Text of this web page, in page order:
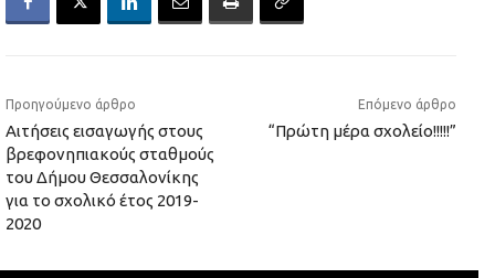
Προηγούμενο άρθρο
Αιτήσεις εισαγωγής στους
βρεφονηπιακούς σταθμούς
του Δήμου Θεσσαλονίκης
για το σχολικό έτος 2019-
2020
Επόμενο άρθρο
“Πρώτη μέρα σχολείο!!!!!”